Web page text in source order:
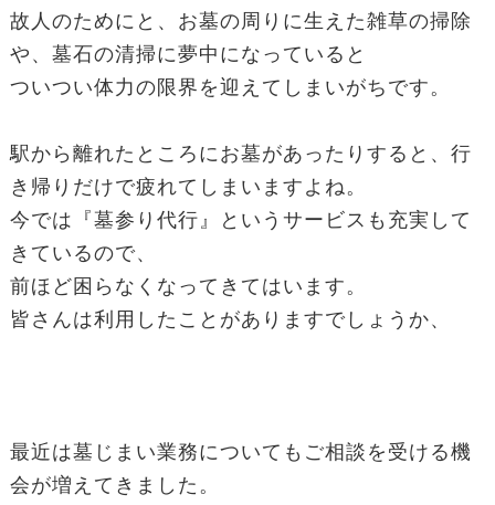
故人のためにと、お墓の周りに生えた雑草の掃除
や、墓石の清掃に夢中になっていると
ついつい体力の限界を迎えてしまいがちです。
駅から離れたところにお墓があったりすると、行
き帰りだけで疲れてしまいますよね。
今では『墓参り代行』というサービスも充実して
きているので、
前ほど困らなくなってきてはいます。
皆さんは利用したことがありますでしょうか、
最近は墓じまい業務についてもご相談を受ける機
会が増えてきました。